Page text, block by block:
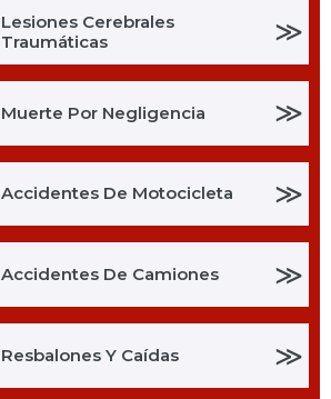
Lesiones Cerebrales
Traumáticas
≫
Muerte Por Negligencia ≫
Accidentes De Motocicleta ≫
Accidentes De Camiones ≫
Resbalones Y Caídas ≫